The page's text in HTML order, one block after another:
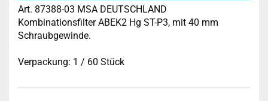
Art. 87388-03 MSA DEUTSCHLAND
‌Kombinationsfilter ABEK2 Hg ST-P3, mit 40 mm
Schraubgewinde.
Verpackung: 1 / 60 Stück